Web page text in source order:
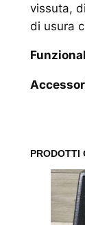
vissuta,
di usura
PRODOTTI